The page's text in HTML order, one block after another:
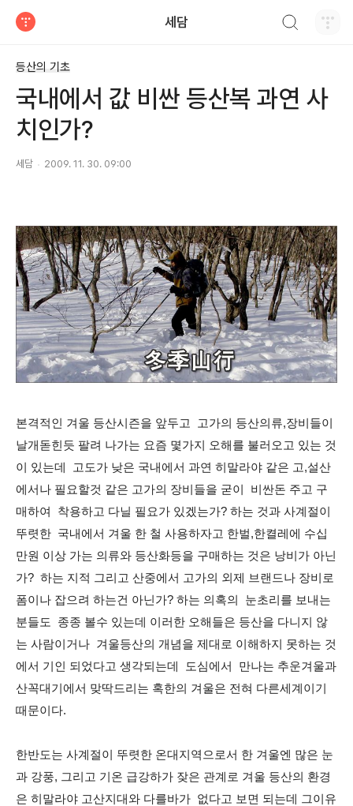
세담
등산의 기초
국내에서 값 비싼 등산복 과연 사
치인가?
세담 2009. 11. 30. 09:00
본격적인 겨울 등산시즌을 앞두고 고가의 등산의류,장비들이
날개돋힌듯 팔려 나가는 요즘 몇가지 오해를 불러오고 있는 것
이 있는데 고도가 낮은 국내에서 과연 히말라야 같은 고,설산
에서나 필요할것 같은 고가의 장비들을 굳이 비싼돈 주고 구
매하여 착용하고 다닐 필요가 있겠는가? 하는 것과 사계절이
뚜렷한 국내에서 겨울 한 철 사용하자고 한벌,한켤레에 수십
만원 이상 가는 의류와 등산화등을 구매하는 것은 낭비가 아닌
가? 하는 지적 그리고 산중에서 고가의 외제 브랜드나 장비로
폼이나 잡으려 하는건 아닌가? 하는 의혹의 눈초리를 보내는
분들도 종종 볼수 있는데 이러한 오해들은 등산을 다니지 않
는 사람이거나 겨울등산의 개념을 제대로 이해하지 못하는 것
에서 기인 되었다고 생각되는데 도심에서 만나는 추운겨울과
산꼭대기에서 맞딱드리는 혹한의 겨울은 전혀 다른세계이기
때문이다.
한반도는 사계절이 뚜렷한 온대지역으로서 한 겨울엔 많은 눈
과 강풍, 그리고 기온 급강하가 잦은 관계로 겨울 등산의 환경
은 히말라야 고산지대와 다를바가 없다고 보면 되는데 그이유